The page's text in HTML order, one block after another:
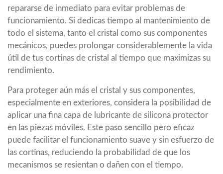
repararse de inmediato para evitar problemas de
funcionamiento. Si dedicas tiempo al mantenimiento de
todo el sistema, tanto el cristal como sus componentes
mecánicos, puedes prolongar considerablemente la vida
útil de tus cortinas de cristal al tiempo que maximizas su
rendimiento.
Para proteger aún más el cristal y sus componentes,
especialmente en exteriores, considera la posibilidad de
aplicar una fina capa de lubricante de silicona protector
en las piezas móviles. Este paso sencillo pero eficaz
puede facilitar el funcionamiento suave y sin esfuerzo de
las cortinas, reduciendo la probabilidad de que los
mecanismos se resientan o dañen con el tiempo.